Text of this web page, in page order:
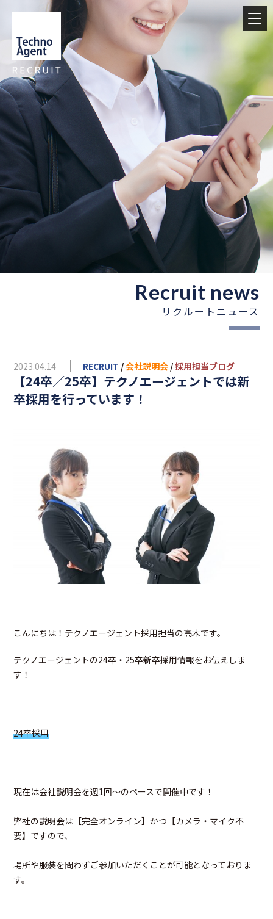
Recruit news
リクルートニュース
2023.04.14 RECRUIT /会社説明会 /採用担当ブログ
【24卒／25卒】テクノエージェントでは新
卒採用を行っています！
こんにちは！テクノエージェント採用担当の高木です。
テクノエージェントの24卒・25卒新卒採用情報をお伝えしま
す！
24卒採用
現在は会社説明会を週1回～のペースで開催中です！
弊社の説明会は【完全オンライン】かつ【カメラ・マイク不
要】ですので、
場所や服装を問わずご参加いただくことが可能となっておりま
す。